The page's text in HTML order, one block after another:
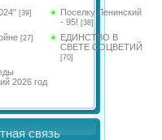
[39]
Поселку Ленинский
- 95! [38]
[27]
ЕДИНСТВО В
СВЕТЕ СОЦВЕТИЙ
[70]
2026 год
связь